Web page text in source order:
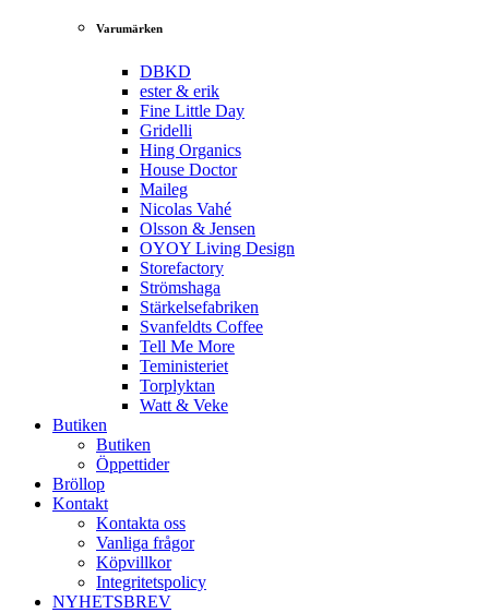
Varumärken
DBKD
ester & erik
Fine Little Day
Gridelli
Hing Organics
House Doctor
Maileg
Nicolas Vahé
Olsson & Jensen
OYOY Living Design
Storefactory
Strömshaga
Stärkelsefabriken
Svanfeldts Coffee
Tell Me More
Teministeriet
Torplyktan
Watt & Veke
Butiken
Butiken
Öppettider
Bröllop
Kontakt
Kontakta oss
Vanliga frågor
Köpvillkor
Integritetspolicy
NYHETSBREV